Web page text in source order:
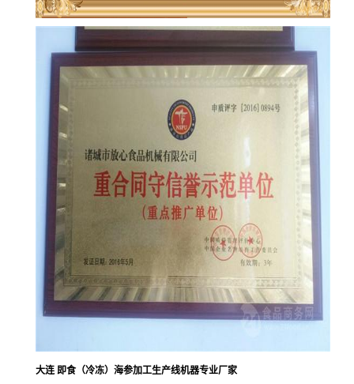
大连 即食（冷冻）海参加工生产线机器专业厂家